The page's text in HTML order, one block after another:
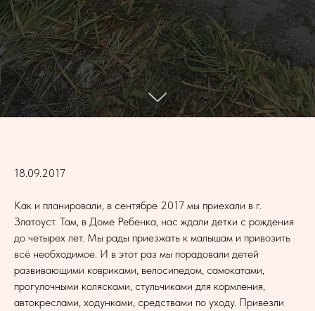
18.09.2017
Как и планировали, в сентябре 2017 мы приехали в г.
Златоуст. Там, в Доме Ребенка, нас ждали детки с рождения
до четырех лет. Мы рады приезжать к малышам и привозить
всё необходимое. И в этот раз мы порадовали детей
развивающими ковриками, велосипедом, самокатами,
прогулочными колясками, стульчиками для кормления,
автокреслами, ходунками, средствами по уходу. Привезли